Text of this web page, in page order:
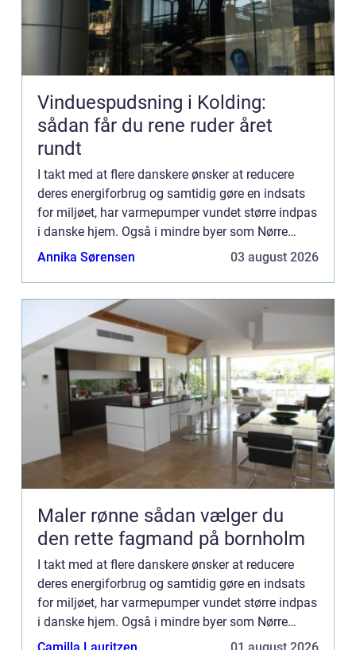
Vinduespudsning i Kolding:
sådan får du rene ruder året
rundt
I takt med at flere danskere ønsker at reducere
deres energiforbrug og samtidig gøre en indsats
for miljøet, har varmepumper vundet større indpas
i danske hjem. Også i mindre byer som Nørre
Nebel oplever man e...
Annika Sørensen 03 august 2026
Maler rønne sådan vælger du
den rette fagmand på bornholm
I takt med at flere danskere ønsker at reducere
deres energiforbrug og samtidig gøre en indsats
for miljøet, har varmepumper vundet større indpas
i danske hjem. Også i mindre byer som Nørre
Nebel oplever man e...